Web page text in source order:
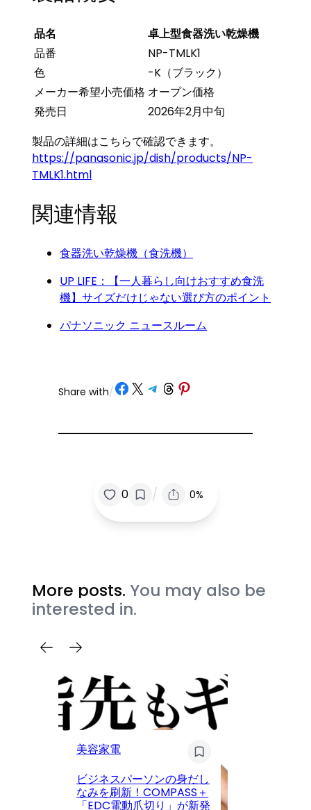
品名
卓上型食器洗い乾燥機
品番
NP-TMLK1
色
-K（ブラック）
メーカー希望小売価格 オープン価格
発売日
2026年2月中旬
製品の詳細はこちらで確認できます。
https://panasonic.jp/dish/products/NP-
TMLK1.html
関連情報
食器洗い乾燥機（食洗機）
UP LIFE：【一人暮らし向けおすすめ食洗
機】サイズだけじゃない選び方のポイント
パナソニック ニュースルーム
Share with/ Share on Facebook
Share on X Share on Telegram
Share on Threads
Share on Pinterest
0 / 0%
More posts. You may also be
interested in.
美容家電
ビジネスパーソンの身だし
なみを刷新！COMPASS＋
「EDC電動爪切り」が新発